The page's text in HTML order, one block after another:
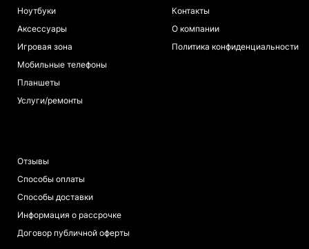
Ноутбуки
Аксессуары
Игровая зона
Мобильные телефоны
Планшеты
Услуги/ремонты
Контакты
О компании
Политика конфиденциальности
Отзывы
Способы оплаты
Способы доставки
Информация о рассрочке
Договор публичной оферты